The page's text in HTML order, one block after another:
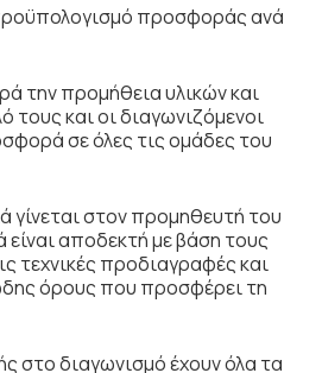
προσφοράς ανά
την προμήθεια υλικών και
τους και οι διαγωνιζόμενοι
σε όλες τις ομάδες του
γίνεται στον προμηθευτή του
αποδεκτή με βάση τους
τεχνικές προδιαγραφές και
όρους που προσφέρει τη
στο διαγωνισμό έχουν όλα τα